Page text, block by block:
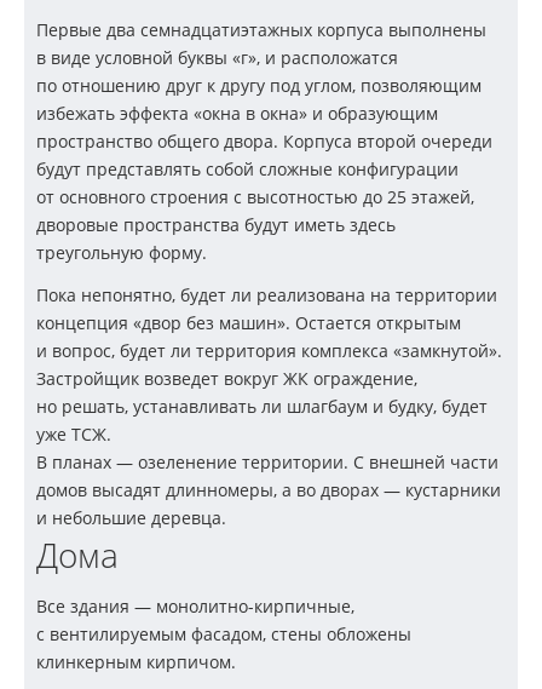
Первые два семнадцатиэтажных корпуса выполнены
в виде условной буквы «г», и расположатся
по отношению друг к другу под углом, позволяющим
избежать эффекта «окна в окна» и образующим
пространство общего двора. Корпуса второй очереди
будут представлять собой сложные конфигурации
от основного строения с высотностью до 25 этажей,
дворовые пространства будут иметь здесь
треугольную форму.
Пока непонятно, будет ли реализована на территории
концепция «двор без машин». Остается открытым
и вопрос, будет ли территория комплекса «замкнутой».
Застройщик возведет вокруг ЖК ограждение,
но решать, устанавливать ли шлагбаум и будку, будет
уже ТСЖ.
В планах — озеленение территории. С внешней части
домов высадят длинномеры, а во дворах — кустарники
и небольшие деревца.
Дома
Все здания — монолитно-кирпичные,
с вентилируемым фасадом, стены обложены
клинкерным кирпичом.